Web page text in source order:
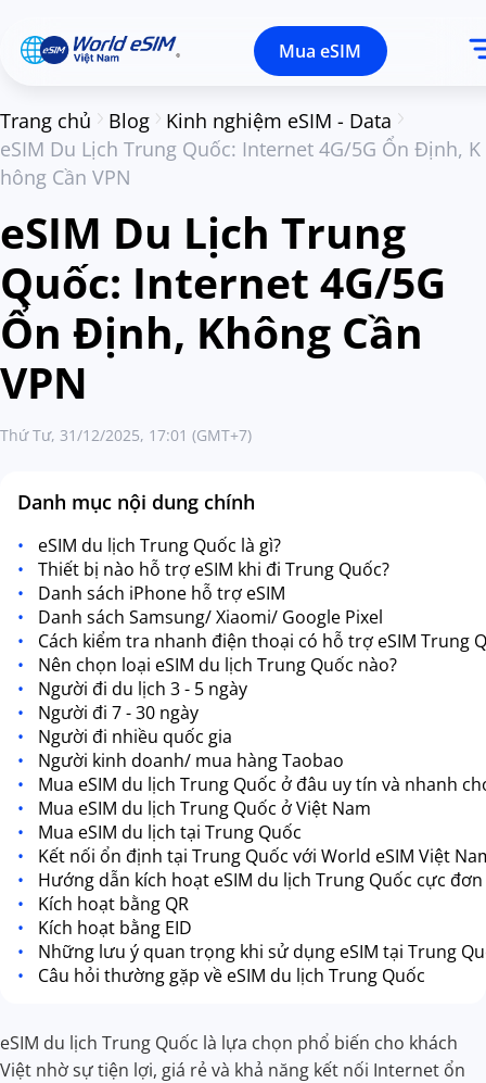
Mua eSIM
Trang chủ Blog
Kinh nghiệm eSIM - Data
eSIM Du Lịch Trung Quốc: Internet 4G/5G Ổn Định, K
hông Cần VPN
eSIM Du Lịch Trung
Quốc: Internet 4G/5G
Ổn Định, Không Cần
VPN
Thứ Tư, 31/12/2025, 17:01 (GMT+7)
Danh mục nội dung chính
eSIM du lịch Trung Quốc là gì?
Thiết bị nào hỗ trợ eSIM khi đi Trung Quốc?
Danh sách iPhone hỗ trợ eSIM
Danh sách Samsung/ Xiaomi/ Google Pixel
Cách kiểm tra nhanh điện thoại có hỗ trợ eSIM Trung
Nên chọn loại eSIM du lịch Trung Quốc nào?
Người đi du lịch 3 - 5 ngày
Người đi 7 - 30 ngày
Người đi nhiều quốc gia
Người kinh doanh/ mua hàng Taobao
Mua eSIM du lịch Trung Quốc ở đâu uy tín và nhanh
Mua eSIM du lịch Trung Quốc ở Việt Nam
Mua eSIM du lịch tại Trung Quốc
Kết nối ổn định tại Trung Quốc với World eSIM Việt
Hướng dẫn kích hoạt eSIM du lịch Trung Quốc cực
Kích hoạt bằng QR
Kích hoạt bằng EID
Những lưu ý quan trọng khi sử dụng eSIM tại Trung
Câu hỏi thường gặp về eSIM du lịch Trung Quốc
eSIM du lịch Trung Quốc là lựa chọn phổ biến cho khách
Việt nhờ sự tiện lợi, giá rẻ và khả năng kết nối Internet ổn